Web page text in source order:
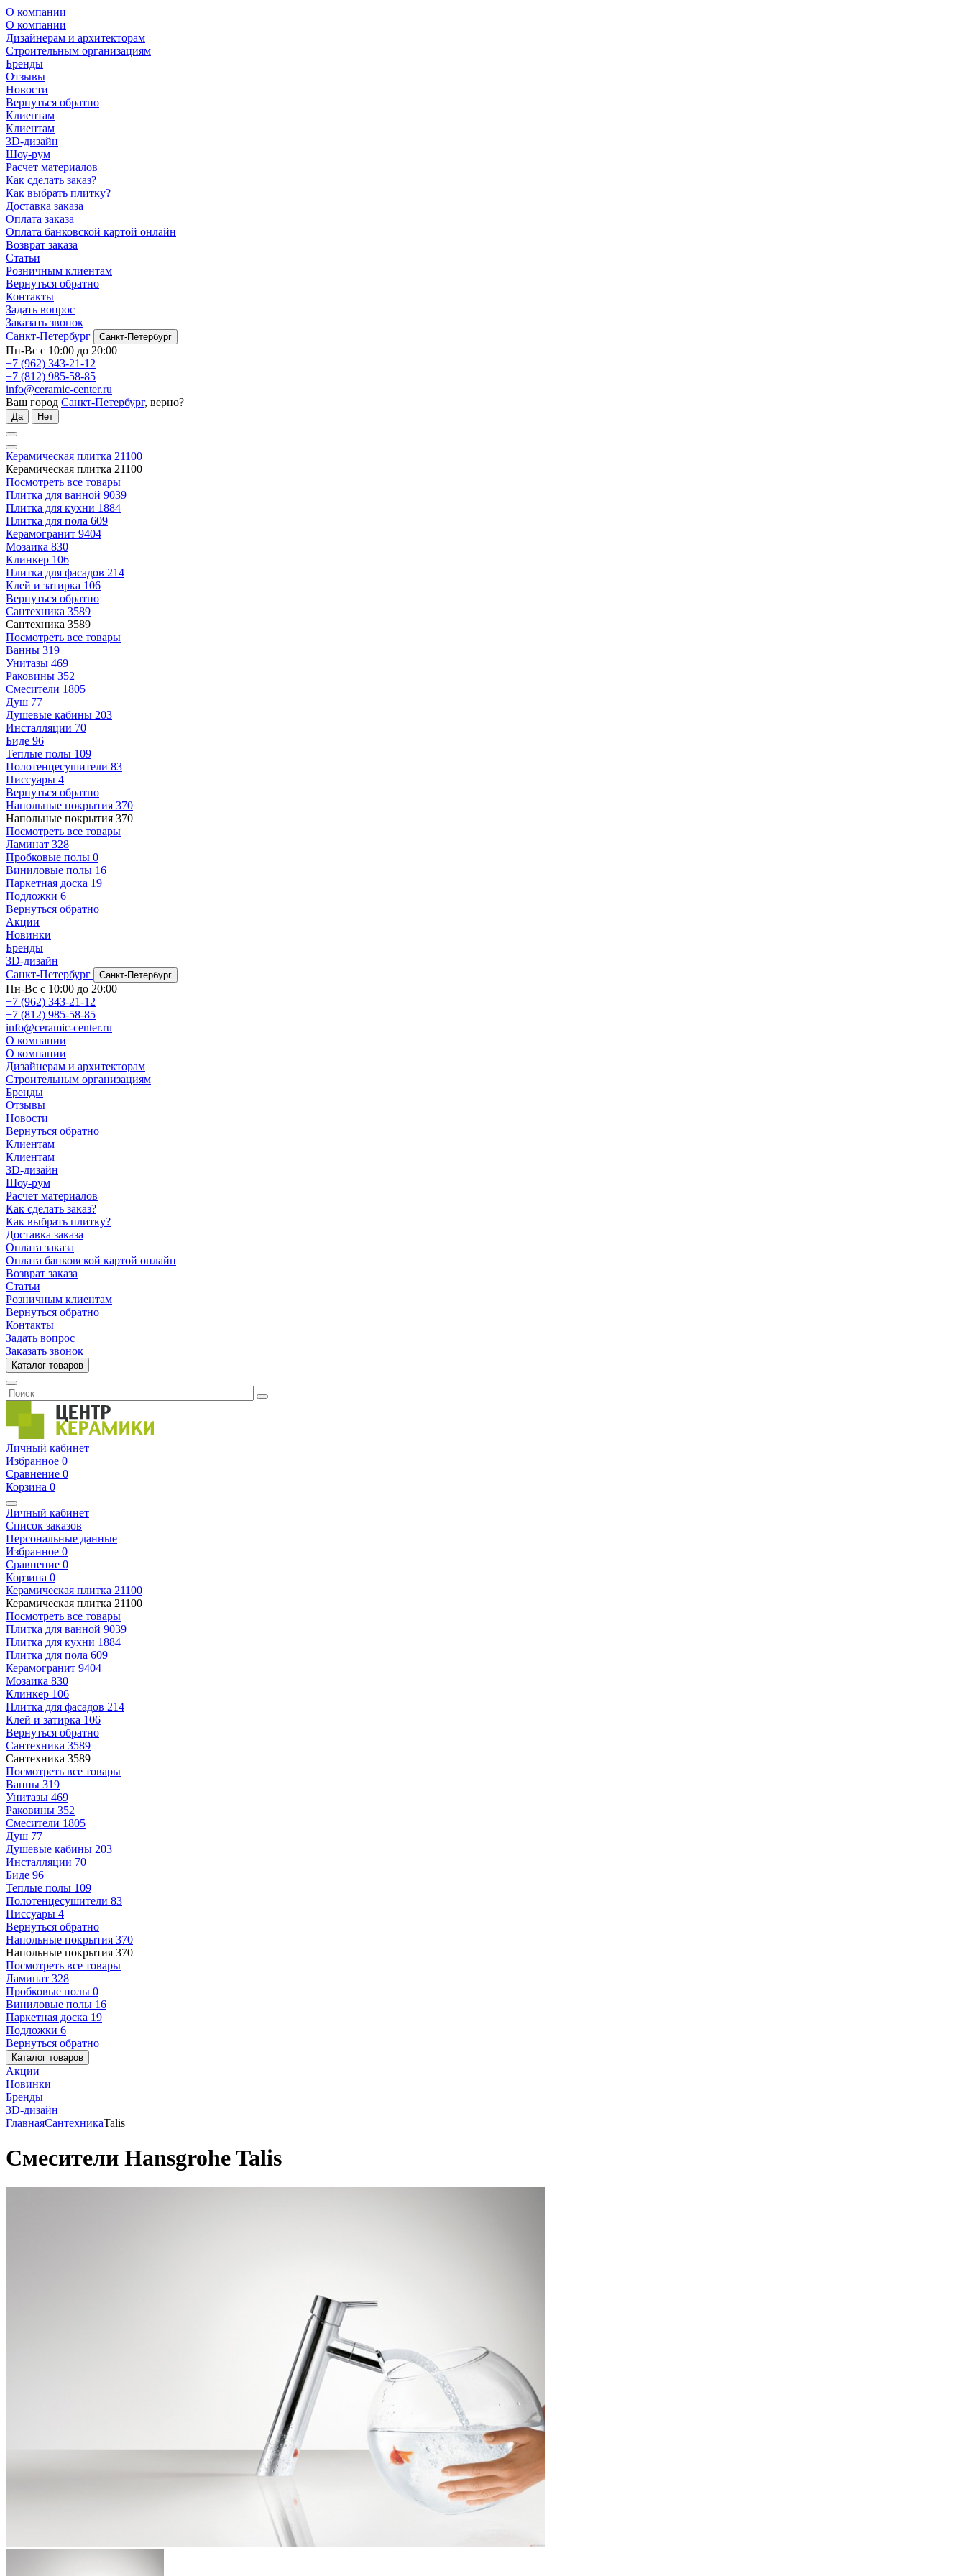
О компании
О компании
Дизайнерам и архитекторам
Строительным организациям
Бренды
Отзывы
Новости
Вернуться обратно
Клиентам
Клиентам
3D-дизайн
Шоу-рум
Расчет материалов
Как сделать заказ?
Как выбрать плитку?
Доставка заказа
Оплата заказа
Оплата банковской картой онлайн
Возврат заказа
Статьи
Розничным клиентам
Вернуться обратно
Контакты
Задать вопрос
Заказать звонок
Санкт-Петербург
Санкт-Петербург
Пн-Вс с 10:00 до 20:00
+7 (962) 343-21-12
+7 (812) 985-58-85
info@ceramic-center.ru
Ваш город Санкт-Петербург, верно?
Да Нет
Керамическая плитка 21100
Керамическая плитка 21100
Посмотреть все товары
Плитка для ванной 9039
Плитка для кухни 1884
Плитка для пола 609
Керамогранит 9404
Мозаика 830
Клинкер 106
Плитка для фасадов 214
Клей и затирка 106
Вернуться обратно
Сантехника 3589
Сантехника 3589
Посмотреть все товары
Ванны 319
Унитазы 469
Раковины 352
Смесители 1805
Душ 77
Душевые кабины 203
Инсталляции 70
Биде 96
Теплые полы 109
Полотенцесушители 83
Писсуары 4
Вернуться обратно
Напольные покрытия 370
Напольные покрытия 370
Посмотреть все товары
Ламинат 328
Пробковые полы 0
Виниловые полы 16
Паркетная доска 19
Подложки 6
Вернуться обратно
Акции
Новинки
Бренды
3D-дизайн
Санкт-Петербург
Санкт-Петербург
Пн-Вс с 10:00 до 20:00
+7 (962) 343-21-12
+7 (812) 985-58-85
info@ceramic-center.ru
О компании
О компании
Дизайнерам и архитекторам
Строительным организациям
Бренды
Отзывы
Новости
Вернуться обратно
Клиентам
Клиентам
3D-дизайн
Шоу-рум
Расчет материалов
Как сделать заказ?
Как выбрать плитку?
Доставка заказа
Оплата заказа
Оплата банковской картой онлайн
Возврат заказа
Статьи
Розничным клиентам
Вернуться обратно
Контакты
Задать вопрос
Заказать звонок
Каталог товаров
Личный кабинет
Избранное 0
Сравнение 0
Корзина 0
Личный кабинет
Список заказов
Персональные данные
Избранное 0
Сравнение 0
Корзина 0
Керамическая плитка 21100
Керамическая плитка 21100
Посмотреть все товары
Плитка для ванной 9039
Плитка для кухни 1884
Плитка для пола 609
Керамогранит 9404
Мозаика 830
Клинкер 106
Плитка для фасадов 214
Клей и затирка 106
Вернуться обратно
Сантехника 3589
Сантехника 3589
Посмотреть все товары
Ванны 319
Унитазы 469
Раковины 352
Смесители 1805
Душ 77
Душевые кабины 203
Инсталляции 70
Биде 96
Теплые полы 109
Полотенцесушители 83
Писсуары 4
Вернуться обратно
Напольные покрытия 370
Напольные покрытия 370
Посмотреть все товары
Ламинат 328
Пробковые полы 0
Виниловые полы 16
Паркетная доска 19
Подложки 6
Вернуться обратно
Каталог товаров
Акции
Новинки
Бренды
3D-дизайн
ГлавнаяСантехникаTalis
Смесители Hansgrohe Talis